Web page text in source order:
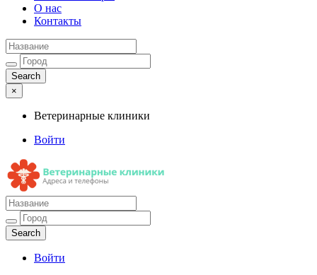
О нас
Контакты
×
Ветеринарные клиники
Войти
Ветеринарные клиники
Адреса и телефоны
Войти